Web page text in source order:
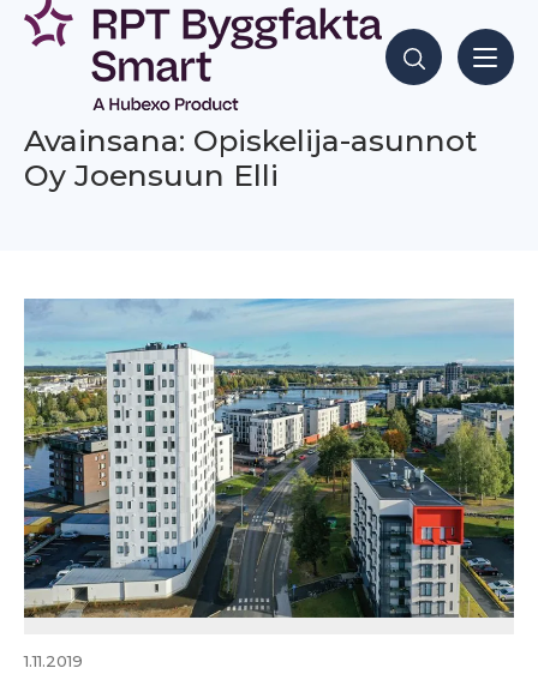
Siirry
sisältöön
Hae sisältöjä
Avainsana: Opiskelija-asunnot
Oy Joensuun Elli
1.11.2019